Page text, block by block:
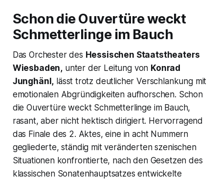
Schon die Ouvertüre weckt
Schmetterlinge im Bauch
Das Orchester des Hessischen Staatstheaters
Wiesbaden, unter der Leitung von Konrad
Junghänl, lässt trotz deutlicher Verschlankung mit
emotionalen Abgründigkeiten aufhorschen. Schon
die Ouvertüre weckt Schmetterlinge im Bauch,
rasant, aber nicht hektisch dirigiert. Hervorragend
das Finale des 2. Aktes, eine in acht Nummern
gegliederte, ständig mit veränderten szenischen
Situationen konfrontierte, nach den Gesetzen des
klassischen Sonatenhauptsatzes entwickelte